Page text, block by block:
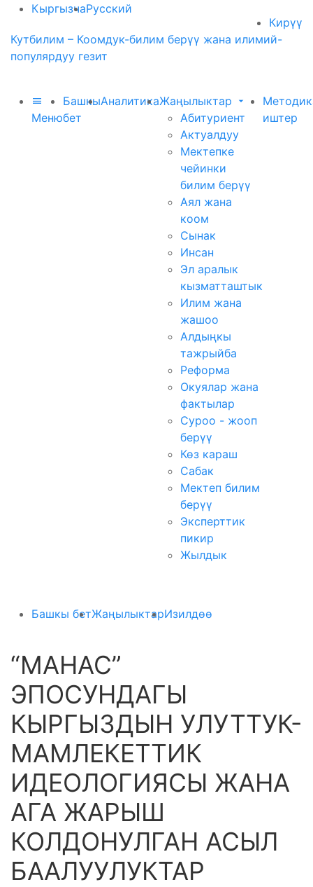
КыргызчаРусский
Кирүү
Кутбилим – Коомдук-билим берүү жана илимий-
популярдуу гезит
Меню
Башкы
бет
АналитикаЖаңылыктар
Абитуриент
Актуалдуу
Мектепке
чейинки
билим берүү
Аял жана
коом
Сынак
Инсан
Эл аралык
кызматташтык
Илим жана
жашоо
Алдыңкы
тажрыйба
Реформа
Окуялар жана
фактылар
Суроо - жооп
берүү
Көз караш
Сабак
Мектеп билим
берүү
Эксперттик
пикир
Жылдык
иштер
Башкы бетЖаңылыктарИзилдөө
“МАНАС”
ЭПОСУНДАГЫ
КЫРГЫЗДЫН УЛУТТУК-
МАМЛЕКЕТТИК
ИДЕОЛОГИЯСЫ ЖАНА
АГА ЖАРЫШ
КОЛДОНУЛГАН АСЫЛ
БААЛУУЛУКТАР